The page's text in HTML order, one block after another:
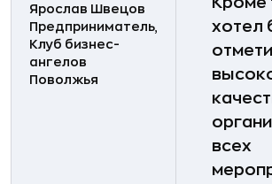
Ярослав Швецов
Предприниматель,
Клуб бизнес-
ангелов
Поволжья
хотел
всех